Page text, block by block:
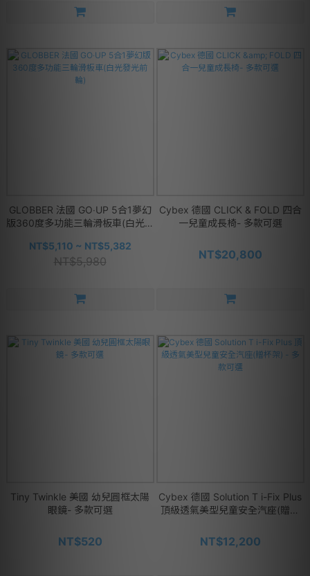
GLOBBER 法國 GO‧UP 5合1夢幻
版360度多功能三輪滑板車(白光發
NT$5,110 ~ NT$5,382
NT$5,980
Cybex 德國 CLICK & FOLD 四合
一兒童成長椅- 多款可選
NT$20,800
Tiny Twinkle 美國 幼兒圓框太陽
眼鏡- 多款可選
NT$520
Cybex 德國 Solution T i-Fix Plus
頂級透氣美型兒童安全汽座(贈杯
NT$12,200